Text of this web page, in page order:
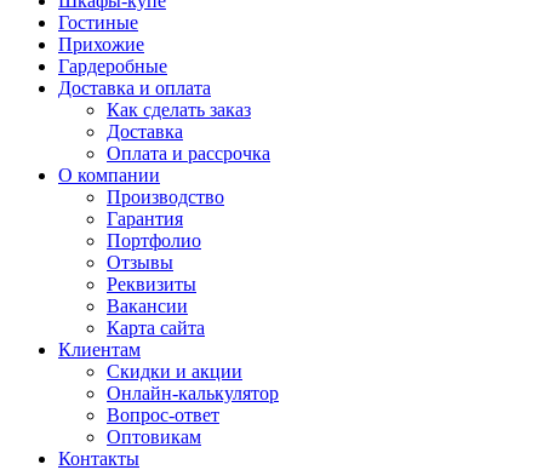
Гостиные
Прихожие
Гардеробные
Доставка и оплата
Как сделать заказ
Доставка
Оплата и рассрочка
О компании
Производство
Гарантия
Портфолио
Отзывы
Реквизиты
Вакансии
Карта сайта
Клиентам
Скидки и акции
Онлайн-калькулятор
Вопрос-ответ
Оптовикам
Контакты